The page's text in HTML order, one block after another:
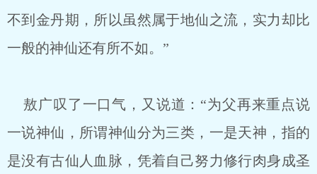
不到金丹期，所以虽然属于地仙之流，实力却比
一般的神仙还有所不如。”
敖广叹了一口气，又说道：“为父再来重点说
一说神仙，所谓神仙分为三类，一是天神，指的
是没有古仙人血脉，凭着自己努力修行肉身成圣